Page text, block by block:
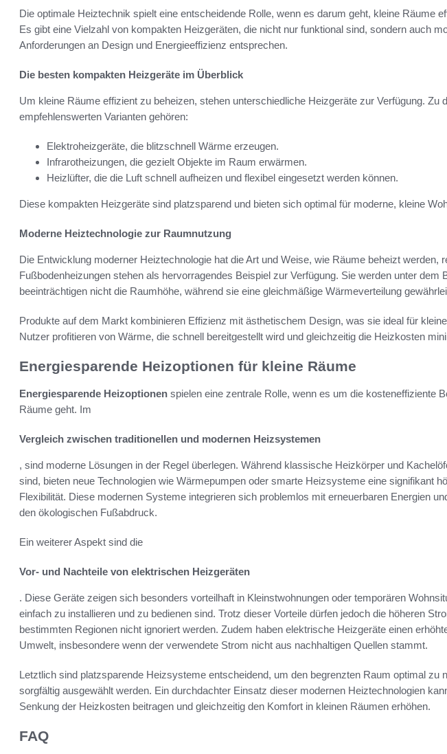
Die optimale Heiztechnik spielt eine entscheidende Rolle, wenn es darum geht, kleine Räume
Es gibt eine Vielzahl von kompakten Heizgeräten, die nicht nur funktional sind, sondern auch
Anforderungen an Design und Energieeffizienz entsprechen.
Die besten kompakten Heizgeräte im Überblick
Um kleine Räume effizient zu beheizen, stehen unterschiedliche Heizgeräte zur Verfügung. Zu
empfehlenswerten Varianten gehören:
Elektroheizgeräte, die blitzschnell Wärme erzeugen.
Infrarotheizungen, die gezielt Objekte im Raum erwärmen.
Heizlüfter, die die Luft schnell aufheizen und flexibel eingesetzt werden können.
Diese kompakten Heizgeräte sind platzsparend und bieten sich optimal für moderne, kleine
Moderne Heiztechnologie zur Raumnutzung
Die Entwicklung moderner Heiztechnologie hat die Art und Weise, wie Räume beheizt werden,
Fußbodenheizungen stehen als hervorragendes Beispiel zur Verfügung. Sie werden unter dem
beeinträchtigen nicht die Raumhöhe, während sie eine gleichmäßige Wärmeverteilung
Produkte auf dem Markt kombinieren Effizienz mit ästhetischem Design, was sie ideal für
Nutzer profitieren von Wärme, die schnell bereitgestellt wird und gleichzeitig die Heizkosten
Energiesparende Heizoptionen für kleine Räume
Energiesparende Heizoptionen spielen eine zentrale Rolle, wenn es um die kosteneffiziente
Räume geht. Im
Vergleich zwischen traditionellen und modernen Heizsystemen
, sind moderne Lösungen in der Regel überlegen. Während klassische Heizkörper und
sind, bieten neue Technologien wie Wärmepumpen oder smarte Heizsysteme eine signifikant
Flexibilität. Diese modernen Systeme integrieren sich problemlos mit erneuerbaren Energien
den ökologischen Fußabdruck.
Ein weiterer Aspekt sind die
Vor- und Nachteile von elektrischen Heizgeräten
. Diese Geräte zeigen sich besonders vorteilhaft in Kleinstwohnungen oder temporären
einfach zu installieren und zu bedienen sind. Trotz dieser Vorteile dürfen jedoch die höheren
bestimmten Regionen nicht ignoriert werden. Zudem haben elektrische Heizgeräte einen
Umwelt, insbesondere wenn der verwendete Strom nicht aus nachhaltigen Quellen stammt.
Letztlich sind platzsparende Heizsysteme entscheidend, um den begrenzten Raum optimal zu
sorgfältig ausgewählt werden. Ein durchdachter Einsatz dieser modernen Heiztechnologien
Senkung der Heizkosten beitragen und gleichzeitig den Komfort in kleinen Räumen erhöhen.
FAQ